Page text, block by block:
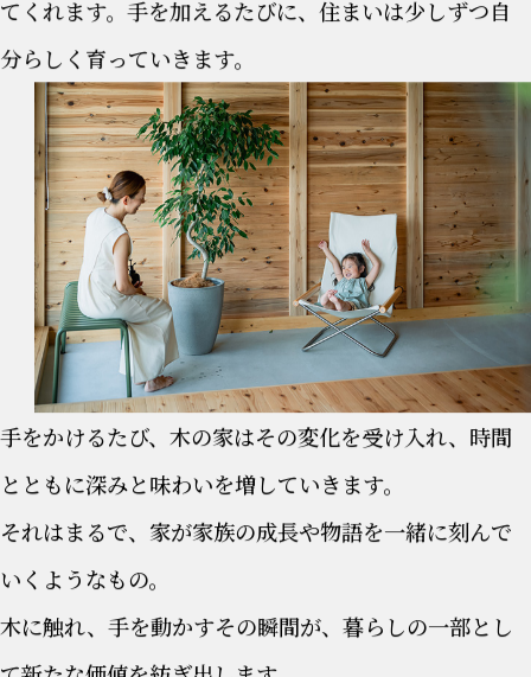
てくれます。手を加えるたびに、住まいは少しずつ自
分らしく育っていきます。
手をかけるたび、木の家はその変化を受け入れ、時間
とともに深みと味わいを増していきます。
それはまるで、家が家族の成長や物語を一緒に刻んで
いくようなもの。
木に触れ、手を動かすその瞬間が、暮らしの一部とし